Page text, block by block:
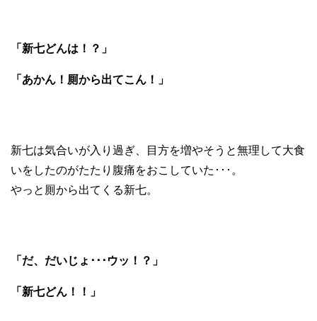
「新七どんは！？」
「あかん！厠から出てこん！」
新七は気合いが入り過ぎ、目方を増やそうと無理して大食
いをしたのがたたり腹痛をおこしていた･･･。
やっと厠から出てくる新七。
「だ、だいじょ･･･ウッ！？」
「新七どん！！」